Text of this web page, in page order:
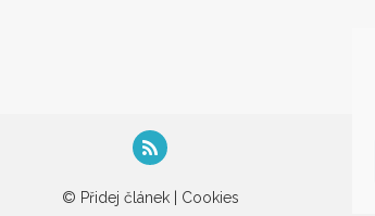
© Přidej článek | Cookies